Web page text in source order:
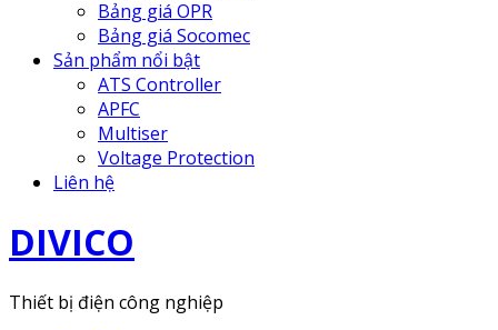
Bảng giá OPR
Bảng giá Socomec
Sản phẩm nổi bật
ATS Controller
APFC
Multiser
Voltage Protection
Liên hệ
DIVICO
Thiết bị điện công nghiệp